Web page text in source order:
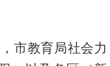
市教育局社会力